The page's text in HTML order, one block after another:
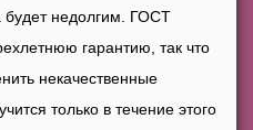
будет недолгим. ГОСТ
гарантию, так что
некачественные
только в течение этого